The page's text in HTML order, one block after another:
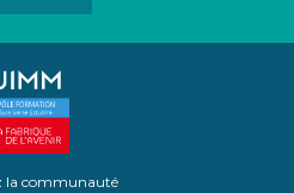
la communauté